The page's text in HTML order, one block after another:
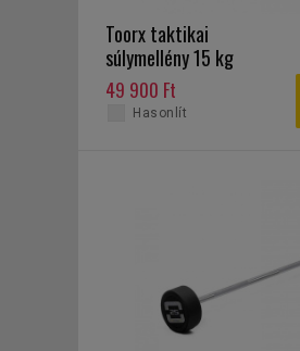
Toorx taktikai
súlymellény 15 kg
49 900 Ft
Hasonlít